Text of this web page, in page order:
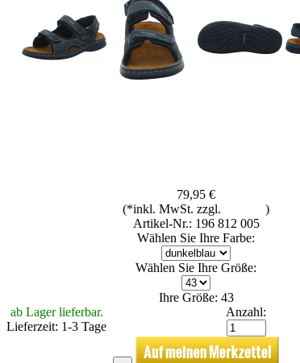
79,95 €
(*inkl. MwSt. zzgl.
)
Artikel-Nr.: 196 812 005
Wählen Sie Ihre Farbe:
Wählen Sie Ihre Größe:
Ihre Größe: 43
ab Lager lieferbar.
Lieferzeit: 1-3 Tage
Anzahl: